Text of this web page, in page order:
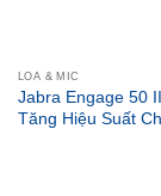
LOA & MIC
Jabra Engage 50
Tăng Hiệu Suất